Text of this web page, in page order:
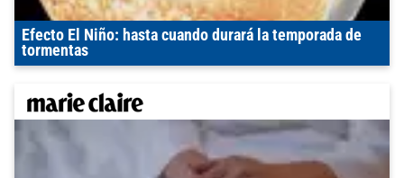
Efecto El Niño: hasta cuando durará la temporada de
tormentas